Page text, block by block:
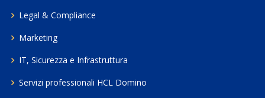
Legal & Compliance
Marketing
IT, Sicurezza e Infrastruttura
Servizi professionali HCL Domino